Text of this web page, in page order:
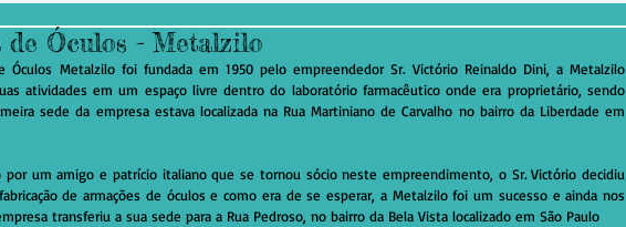
Óculos - Metalzilo
Óculos Metalzilo foi fundada em 1950 pelo empreendedor Sr. Victório Reinaldo Dini, a Metalzilo
atividades em um espaço livre dentro do laboratório farmacêutico onde era proprietário, sendo
sede da empresa estava localizada na Rua Martiniano de Carvalho no bairro da Liberdade em
por um amigo e patrício italiano que se tornou sócio neste empreendimento, o Sr. Victório decidiu
de armações de óculos e como era de se esperar, a Metalzilo foi um sucesso e ainda nos
transferiu a sua sede para a Rua Pedroso, no bairro da Bela Vista localizado em São Paulo